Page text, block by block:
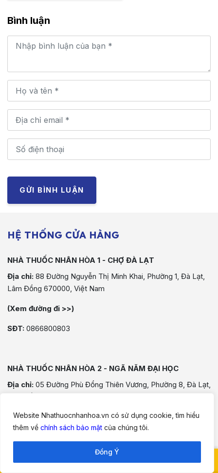
Website Nhathuocnhanhoa.vn có sử dụng cookie, tìm hiểu
thêm về chính sách bảo mật của chúng tôi.
Đồng Ý
Bình luận
GỬI BÌNH LUẬN
0898 9483 83
HỆ THỐNG CỬA HÀNG
NHÀ THUỐC NHÂN HÒA 1 - CHỢ ĐÀ LẠT
Địa chỉ: 88 Đường Nguyễn Thị Minh Khai, Phường 1, Đà Lạt,
Lâm Đồng 670000, Việt Nam
(Xem đường đi >>)
SĐT: 0866800803
NHÀ THUỐC NHÂN HÒA 2 - NGÃ NĂM ĐẠI HỌC
Địa chỉ: 05 Đường Phù Đổng Thiên Vương, Phường 8, Đà Lạt,
(Xem đường đi >>)
NHÀ THUỐC NHÂN HÒA 3 - COLLINE